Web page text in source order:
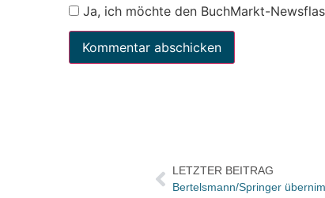
Ja, ich möchte den BuchMarkt-
LETZTER BEITRAG